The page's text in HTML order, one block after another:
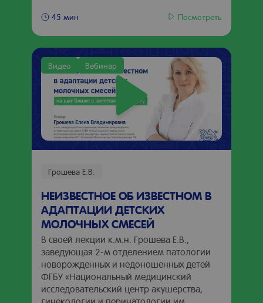
45 мин Посмотреть
Видео Вебинар
Грошева Е.В.
НЕИЗВЕСТНОЕ ОБ ИЗВЕСТНОМ В
АДАПТАЦИИ ДЕТСКИХ
МОЛОЧНЫХ СМЕСЕЙ
В своей лекции к.м.н. Грошева Е.В.,
заведующая 2-м отделением патологии
новорожденных и недоношенных детей
ФГБУ «Национальный медицинский
исследовательский центр акушерства,